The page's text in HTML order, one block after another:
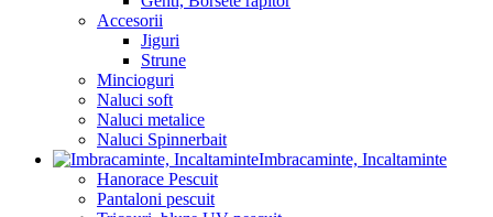
Accesorii
Jiguri
Strune
Mincioguri
Naluci soft
Naluci metalice
Naluci Spinnerbait
Imbracaminte, Incaltaminte
Hanorace Pescuit
Pantaloni pescuit